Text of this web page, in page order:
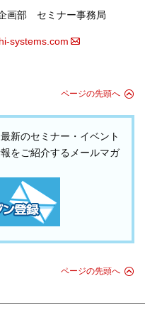
画部 セミナー事務局
systems.com
ページの先頭へ
新のセミナー・イベント
をご紹介するメールマガ
ページの先頭へ